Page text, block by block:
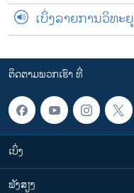
ເບິ່ງລາຍການວິທະຍຸ
ຕິດຕາມພວກເຮົາ ທີ່
ເບິ່ງ
ຟັງສຽງ